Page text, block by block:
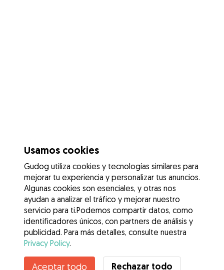
Usamos cookies
Gudog utiliza cookies y tecnologías similares para
mejorar tu experiencia y personalizar tus anuncios.
Algunas cookies son esenciales, y otras nos
ayudan a analizar el tráfico y mejorar nuestro
servicio para ti.Podemos compartir datos, como
identificadores únicos, con partners de análisis y
publicidad. Para más detalles, consulte nuestra
Privacy Policy.
Aceptar todo Rechazar todo